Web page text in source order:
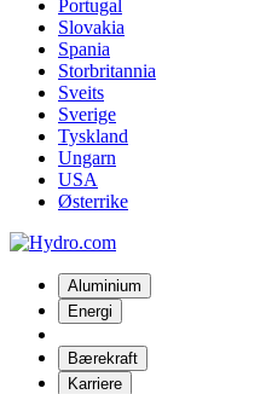
Portugal
Slovakia
Spania
Storbritannia
Sveits
Sverige
Tyskland
Ungarn
USA
Østerrike
Aluminium
Energi
Bærekraft
Karriere